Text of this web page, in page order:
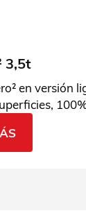
3,5t
en versión